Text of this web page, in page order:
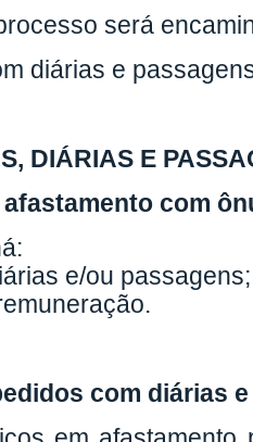
será
diárias e
DIÁRIAS E
com
e/ou
com diárias